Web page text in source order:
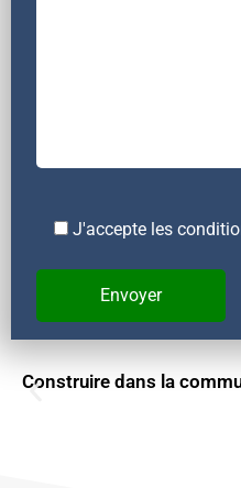
J'accepte les
Construire dans la